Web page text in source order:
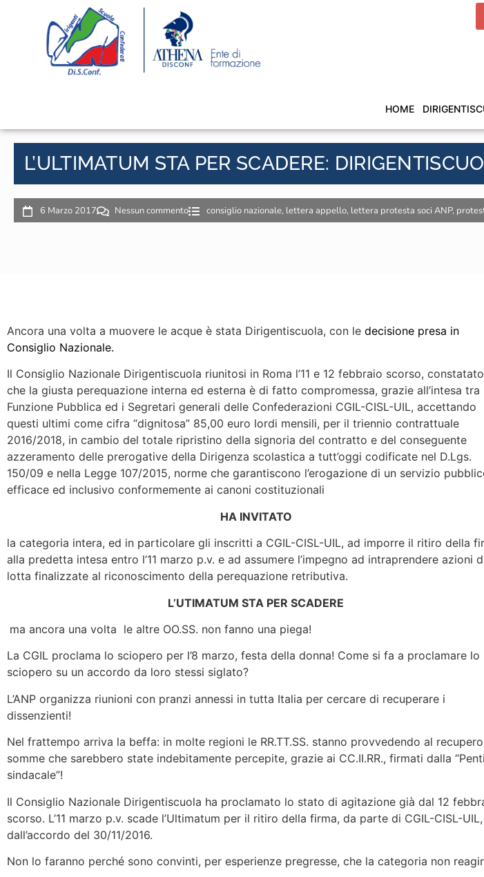
HOME
L’ULTIMATUM STA PER SCADERE:
6 Marzo 2017 Nessun commento consiglio nazionale, lettera appello, lettera protesta soci ANP,
Ancora una volta a muovere le acque è stata Dirigentiscuola, con le decisione presa in
Consiglio Nazionale.
Il Consiglio Nazionale Dirigentiscuola riunitosi in Roma l’11 e 12 febbraio scorso, constatato
che la giusta perequazione interna ed esterna è di fatto compromessa, grazie all’intesa tra
Funzione Pubblica ed i Segretari generali delle Confederazioni CGIL-CISL-UIL, accettando
questi ultimi come cifra “dignitosa” 85,00 euro lordi mensili, per il triennio contrattuale
2016/2018, in cambio del totale ripristino della signoria del contratto e del conseguente
azzeramento delle prerogative della Dirigenza scolastica a tutt’oggi codificate nel D.Lgs.
150/09 e nella Legge 107/2015, norme che garantiscono l’erogazione di un servizio
efficace ed inclusivo conformemente ai canoni costituzionali
HA INVITATO
la categoria intera, ed in particolare gli inscritti a CGIL-CISL-UIL, ad imporre il ritiro della
alla predetta intesa entro l’11 marzo p.v. e ad assumere l’impegno ad intraprendere azioni
lotta finalizzate al riconoscimento della perequazione retributiva.
L’UTIMATUM STA PER SCADERE
ma ancora una volta le altre OO.SS. non fanno una piega!
La CGIL proclama lo sciopero per l’8 marzo, festa della donna! Come si fa a proclamare lo
sciopero su un accordo da loro stessi siglato?
L’ANP organizza riunioni con pranzi annessi in tutta Italia per cercare di recuperare i
dissenzienti!
Nel frattempo arriva la beffa: in molte regioni le RR.TT.SS. stanno provvedendo al
somme che sarebbero state indebitamente percepite, grazie ai CC.II.RR., firmati dalla
sindacale”!
Il Consiglio Nazionale Dirigentiscuola ha proclamato lo stato di agitazione già dal 12
scorso. L’11 marzo p.v. scade l’Ultimatum per il ritiro della firma, da parte di CGIL-CISL-UIL,
dall’accordo del 30/11/2016.
Non lo faranno perché sono convinti, per esperienze pregresse, che la categoria non